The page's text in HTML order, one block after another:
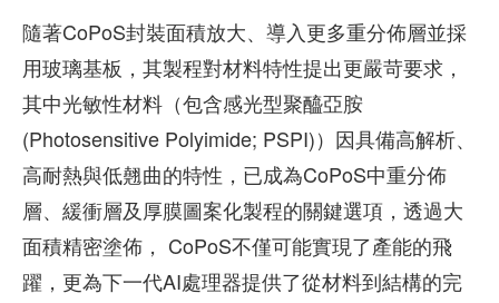
隨著CoPoS封裝面積放大、導入更多重分佈層並採
用玻璃基板，其製程對材料特性提出更嚴苛要求，
其中光敏性材料（包含感光型聚醯亞胺
(Photosensitive Polyimide; PSPI)）因具備高解析、
高耐熱與低翹曲的特性，已成為CoPoS中重分佈
層、緩衝層及厚膜圖案化製程的關鍵選項，透過大
面積精密塗佈， CoPoS不僅可能實現了產能的飛
躍，更為下一代AI處理器提供了從材料到結構的完